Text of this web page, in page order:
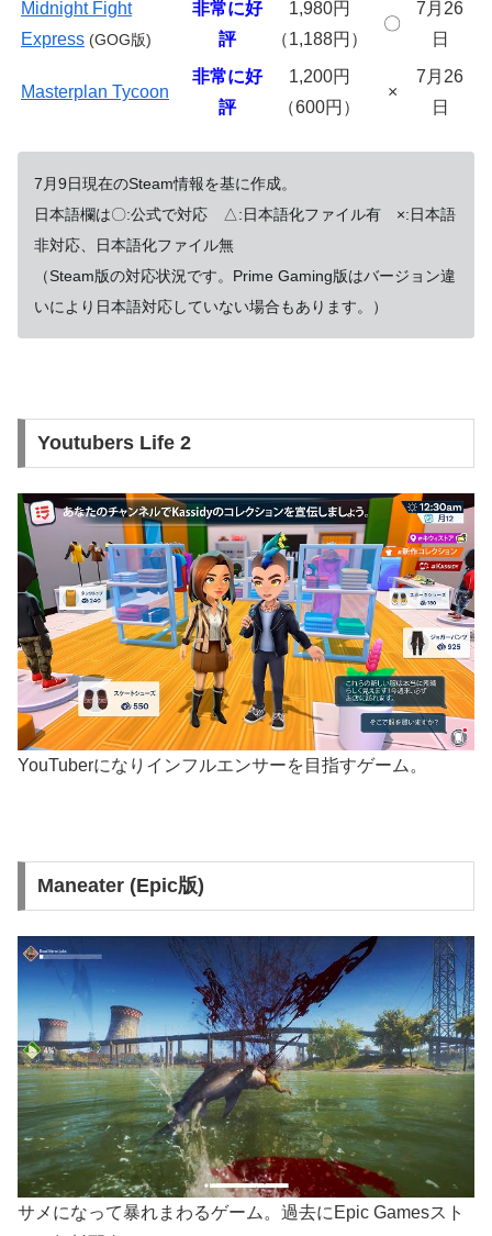
Midnight Fight
Express (GOG版)
非常に好
評
1,980円
（1,188円）
〇
7月26
日
Masterplan Tycoon
非常に好
評
1,200円
（600円）
×
7月26
日
7月9日現在のSteam情報を基に作成。
日本語欄は〇:公式で対応 △:日本語化ファイル有 ×:日本語
非対応、日本語化ファイル無
（Steam版の対応状況です。Prime Gaming版はバージョン違
いにより日本語対応していない場合もあります。）
Youtubers Life 2
YouTuberになりインフルエンサーを目指すゲーム。
Maneater (Epic版)
サメになって暴れまわるゲーム。過去にEpic Gamesスト